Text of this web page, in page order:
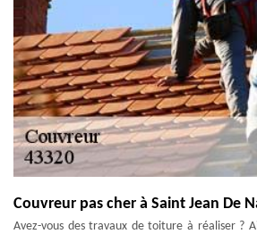
Couvreur pas cher à Saint Jean De
Avez-vous des travaux de toiture à réaliser ?